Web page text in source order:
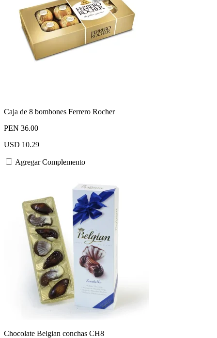
Caja de 8 bombones Ferrero Rocher
PEN 36.00
USD 10.29
Agregar Complemento
Chocolate Belgian conchas CH8